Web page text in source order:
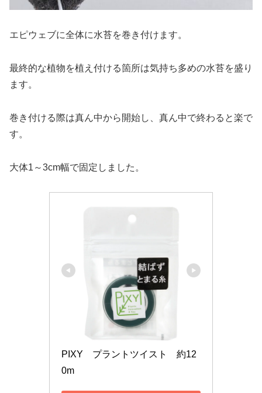
エピウェブに全体に水苔を巻き付けます。
最終的な植物を植え付ける箇所は気持ち多めの水苔を盛り
ます。
巻き付ける際は真ん中から開始し、真ん中で終わると楽で
す。
大体1～3cm幅で固定しました。
PIXY　プラントツイスト　約12
0m